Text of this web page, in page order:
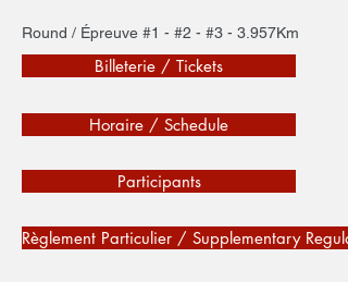
Round / Épreuve #1 - #2 - #3 - 3.957Km
Billeterie / Tickets
Horaire / Schedule
Participants
Règlement Particulier / Supplementary